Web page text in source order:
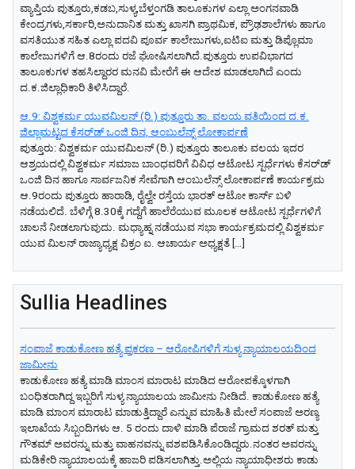
ವ್ಯಾಪ್ತಿಯ ಪುತ್ತೂರು,ಕಡಬ,ಸುಳ್ಯ,ಬೆಳ್ತಂಗಡಿ ತಾಲೂಕುಗಳ ಎಲ್ಲಾ ಅಂಗನವಾಡಿ
ಕೇಂದ್ರಗಳು,ಸರ್ಕಾರಿ,ಅನುದಾನಿತ ಮತ್ತು ಖಾಸಗಿ ಪ್ರಾಥಮಿಕ, ಪ್ರೌಢಶಾಲೆಗಳು ಹಾಗೂ
ವಸತಿಯುತ ಸಹಿತ ಎಲ್ಲಾ ಪದವಿ ಪೂರ್ವ ಕಾಲೇಜುಗಳು,ಐಟಿಐ ಮತ್ತು ಡಿಪ್ಲೊಮಾ
ಕಾಲೇಜುಗಳಿಗೆ ಆ.8ರಂದು ರಜೆ ಘೋಷಿಸಲಾಗಿದೆ.ಪುತ್ತೂರು ಉಪವಿಭಾಗದ
ತಾಲೂಕುಗಳ ತಹಸಿಲ್ದಾರರ ಮನವಿ ಮೇರೆಗೆ ಈ ಆದೇಶ ಮಾಡಲಾಗಿದೆ ಎಂದು
ದ.ಕ.ಜಿಲ್ಲಾಧಿಕಾರಿ ತಿಳಿಸಿದ್ದಾರೆ.
ಆ.9: ವಿಶ್ವಕರ್ಮ ಯುವಮಿಲನ್‌ (ರಿ.) ಪುತ್ತೂರು ತಾ. ವಲಯ ವತಿಯಿಂದ ದ.ಕ.
ಜಿಲ್ಲಾಮಟ್ಟದ ಕೆಸರ್‌ಡ್‌ ಒಂಜಿ ದಿನ, ಆಂಬುಲೆನ್ಸ್‌ ಲೋಕಾರ್ಪಣೆ
ಪುತ್ತೂರು: ವಿಶ್ವಕರ್ಮ ಯುವಮಿಲನ್‌ (ರಿ.) ಪುತ್ತೂರು ತಾಲೂಕು ವಲಯ ಇದರ
ಆಶ್ರಯದಲ್ಲಿ ವಿಶ್ವಕರ್ಮ ಸಮಾಜ ಬಾಂಧವರಿಗೆ ವಿವಿಧ ಆಟೋಟ ಸ್ಪರ್ಧೆಗಳು ಕೆಸರ್‌ಡ್‌
ಒಂಜಿ ದಿನ ಹಾಗೂ ಸಾರ್ವಜನಿಕ ಸೇವೆಗಾಗಿ ಆಂಬುಲೆನ್ಸ್‌ ಲೋಕಾರ್ಪಣೆ ಕಾರ್ಯಕ್ರಮ
ಆ.9ರಂದು ಪುತ್ತೂರು ಹಾರಾಡಿ, ರೈಲ್ವೇ ರಸ್ತೆಯ ಭಾರತ್‌ ಆಟೋ ಕಾರ್ಸ್‌ ಬಳಿ
ನಡೆಯಲಿದೆ. ಬೆಳಿಗ್ಗೆ 8.30ಕ್ಕೆ ಗದ್ದೆಗೆ ಹಾಲೆರೆಯುವ ಮೂಲಕ ಆಟೋಟ ಸ್ಪರ್ಧೆಗಳಿಗೆ
ಚಾಲನೆ ನೀಡಲಾಗುವುದು. ಮಧ್ಯಾಹ್ನ ನಡೆಯುವ ಸಭಾ ಕಾರ್ಯಕ್ರಮದಲ್ಲಿ ವಿಶ್ವಕರ್ಮ
ಯುವ ಮಿಲನ್‌ ರಾಜ್ಯಾಧ್ಯಕ್ಷ ವಿಕ್ರಂ ಐ. ಆಚಾರ್ಯ ಅಧ್ಯಕ್ಷತೆ […]
Sullia Headlines
ಸಂಪಾಜೆ ಕಾಡುಕೋಣ ಹತ್ಯೆ ಪ್ರಕರಣ – ಆರೋಪಿಗಳಿಗೆ ಸುಳ್ಯ ನ್ಯಾಯಾಲಯದಿಂದ
ಜಾಮೀನು
ಕಾಡುಕೋಣ ಹತ್ಯೆ ಮಾಡಿ ಮಾಂಸ ಮಾರಾಟ ಮಾಡಿದ ಆರೋಪಕ್ಕೊಳಗಾಗಿ
ಬಂಧಿತರಾಗಿದ್ದ ಇಬ್ಬರಿಗೆ ಸುಳ್ಯ ನ್ಯಾಯಾಲಯ ಜಾಮೀನು ನೀಡಿದೆ. ಕಾಡುಕೋಣ ಹತ್ಯೆ
ಮಾಡಿ ಮಾಂಸ ಮಾರಾಟ ಮಾಡುತ್ತಿದ್ದಾರೆ ಎನ್ನುವ ಮಾಹಿತಿ ಮೇಲೆ ಸಂಪಾಜೆ ಅರಣ್ಯ
ಇಲಾಖೆಯ ಸಿಬ್ಬಂದಿಗಳು ಆ. 5 ರಂದು ದಾಳಿ ಮಾಡಿ ಪೆರಾಜೆ ಗ್ರಾಮದ ಶರತ್ ಮತ್ತು
ಗೌತಮ್ ಅವರನ್ನು ಮತ್ತು ವಾಹನವನ್ನು ವಶಪಡಿಸಿಕೊಂಡಿದ್ದರು.ನಂತರ ಅವರನ್ನು
ಮಡಿಕೇರಿ ನ್ಯಾಯಾಲಯಕ್ಕೆ ಹಾಜರಿ ಪಡಿಸಲಾಗಿತ್ತು.ಅಲ್ಲಿಯ ನ್ಯಾಯಾಧೀಶರು ಕಾಡು